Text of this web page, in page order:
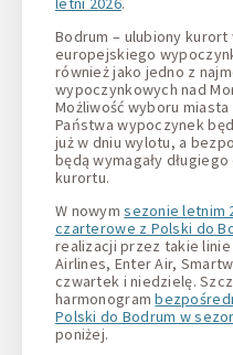
Bodrum – ulubiony kurort
europejskiego
również jako jedno z
wypoczynkowych nad
Możliwość wyboru
Państwa wypoczynek
już w dniu wylotu, a
będą wymagały
kurortu.
W nowymsezonie letnim
czarterowe z Polski do
realizacji przez takie
Airlines, Enter Air,
czwartek i niedzielę.
harmonogram
Polski do Bodrum w
poniżej.